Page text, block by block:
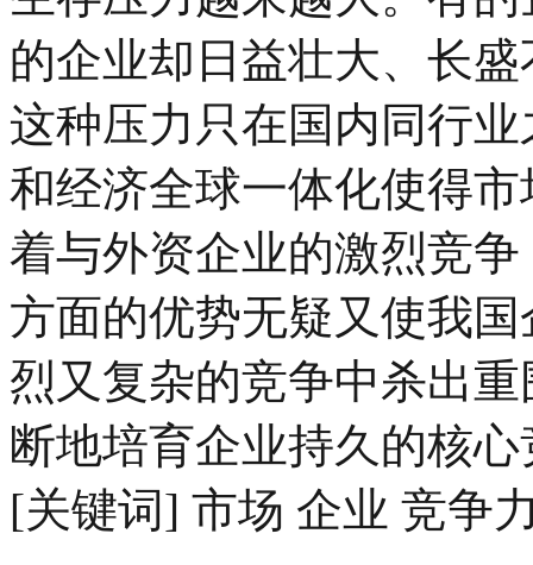
的企业却日益壮大、长
这种压力只在国内同行
和经济全球一体化使得
着与外资企业的激烈竞
方面的优势无疑又使我
烈又复杂的竞争中杀出
断地培育企业持久的核
[关键词] 市场 企业 竞争